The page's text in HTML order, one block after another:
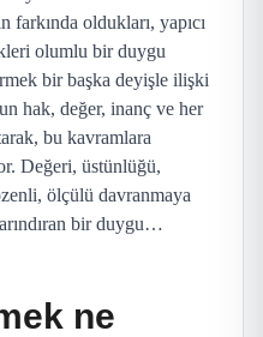
oldukları, yapıcı
olumlu bir duygu
bir başka deyişle ilişki
hak, değer, inanç ve her
bu kavramlara
Değeri, üstünlüğü,
ölçülü davranmaya
bir duygu…
ne